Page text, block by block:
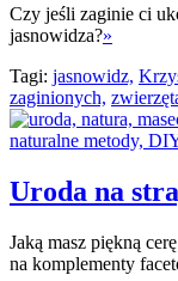
Czy jeśli zaginie ci
jasnowidza?»
Tagi: jasnowidz,
zaginionych,
Uroda na
Jaką masz piękną
na komplementy